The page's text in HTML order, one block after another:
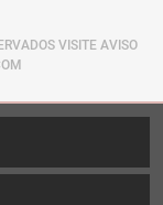
VISITE AVISO